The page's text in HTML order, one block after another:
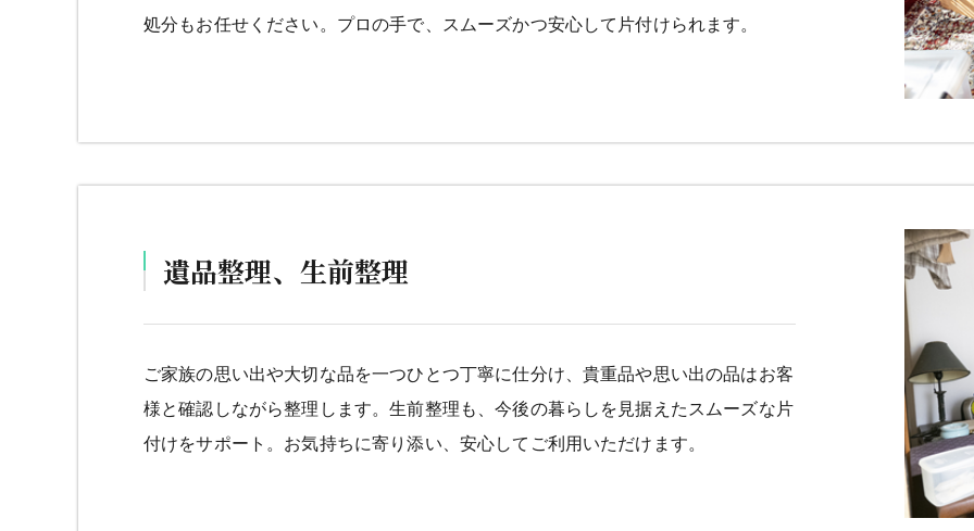
処分もお任せください。プロの手で、スムーズかつ安心して片付けられます。
遺品整理、生前整理
ご家族の思い出や大切な品を一つひとつ丁寧に仕分け、貴重品や思い出の品はお客
様と確認しながら整理します。生前整理も、今後の暮らしを見据えたスムーズな片
付けをサポート。お気持ちに寄り添い、安心してご利用いただけます。